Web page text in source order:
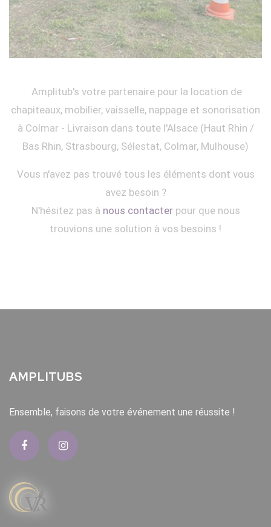
Amplitub's votre partenaire pour la location de
chapiteaux, mobilier, vaisselle, nappage et sonorisation
à Colmar - Livraison dans toute l'Alsace (Haut Rhin /
Bas Rhin, Strasbourg, Sélestat, Colmar, Mulhouse)
Vous n'avez pas trouvé tous les éléments dont vous
avez besoin ?
N'hésitez pas à nous contacterpour que nous
trouvions une solution à vos besoins !
AMPLITUBS
Ensemble, faisons de votre événement une réussite !